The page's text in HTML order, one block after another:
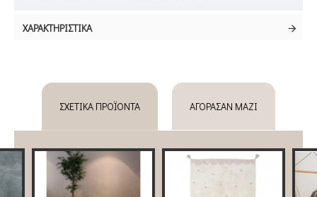
ΧΑΡΑΚΤΗΡΙΣΤΙΚΆ
ΣΧΕΤΙΚΆ ΠΡΟΪΌΝΤΑ ΑΓΌΡΑΣΑΝ ΜΑΖΊ